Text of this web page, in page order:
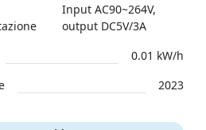
Input AC90~264V,
output DC5V/3A
0.01 kW/h
2023